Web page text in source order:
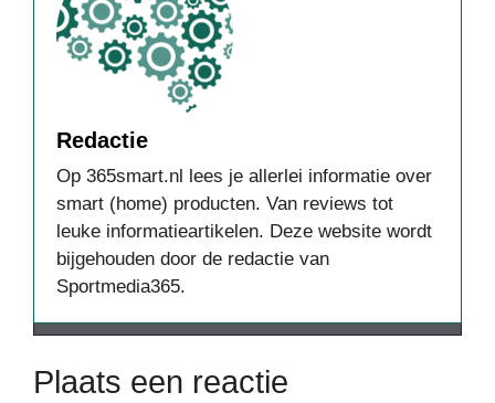
Redactie
Op 365smart.nl lees je allerlei informatie over
smart (home) producten. Van reviews tot
leuke informatieartikelen. Deze website wordt
bijgehouden door de redactie van
Sportmedia365.
Plaats een reactie